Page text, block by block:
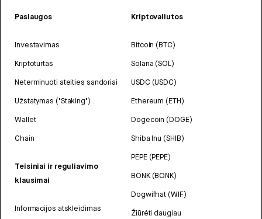
Paslaugos
Investavimas
Kriptoturtas
Neterminuoti ateities sandoriai
Užstatymas ("Staking")
Wallet
Chain
Teisiniai ir reguliavimo
klausimai
Informacijos atskleidimas
Kriptovaliutos
Bitcoin (BTC)
Solana (SOL)
USDC (USDC)
Ethereum (ETH)
Dogecoin (DOGE)
Shiba Inu (SHIB)
PEPE (PEPE)
BONK (BONK)
Dogwifhat (WIF)
Žiūrėti daugiau